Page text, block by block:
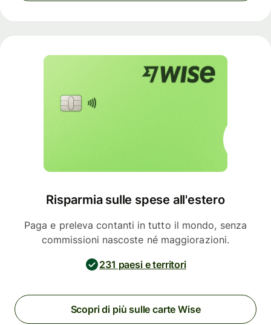
Risparmia sulle spese all'estero
Paga e preleva contanti in tutto il mondo, senza
commissioni nascoste né maggiorazioni.
231 paesi e territori
Scopri di più sulle carte Wise